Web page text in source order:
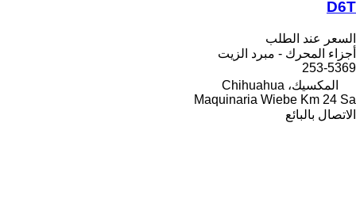
D6T
السعر عند الطلب
أجزاء المحرك - مبرد الزيت
253-5369
المكسيك، Chihuahua
Maquinaria Wiebe Km 24 Sa
الاتصال بالبائع